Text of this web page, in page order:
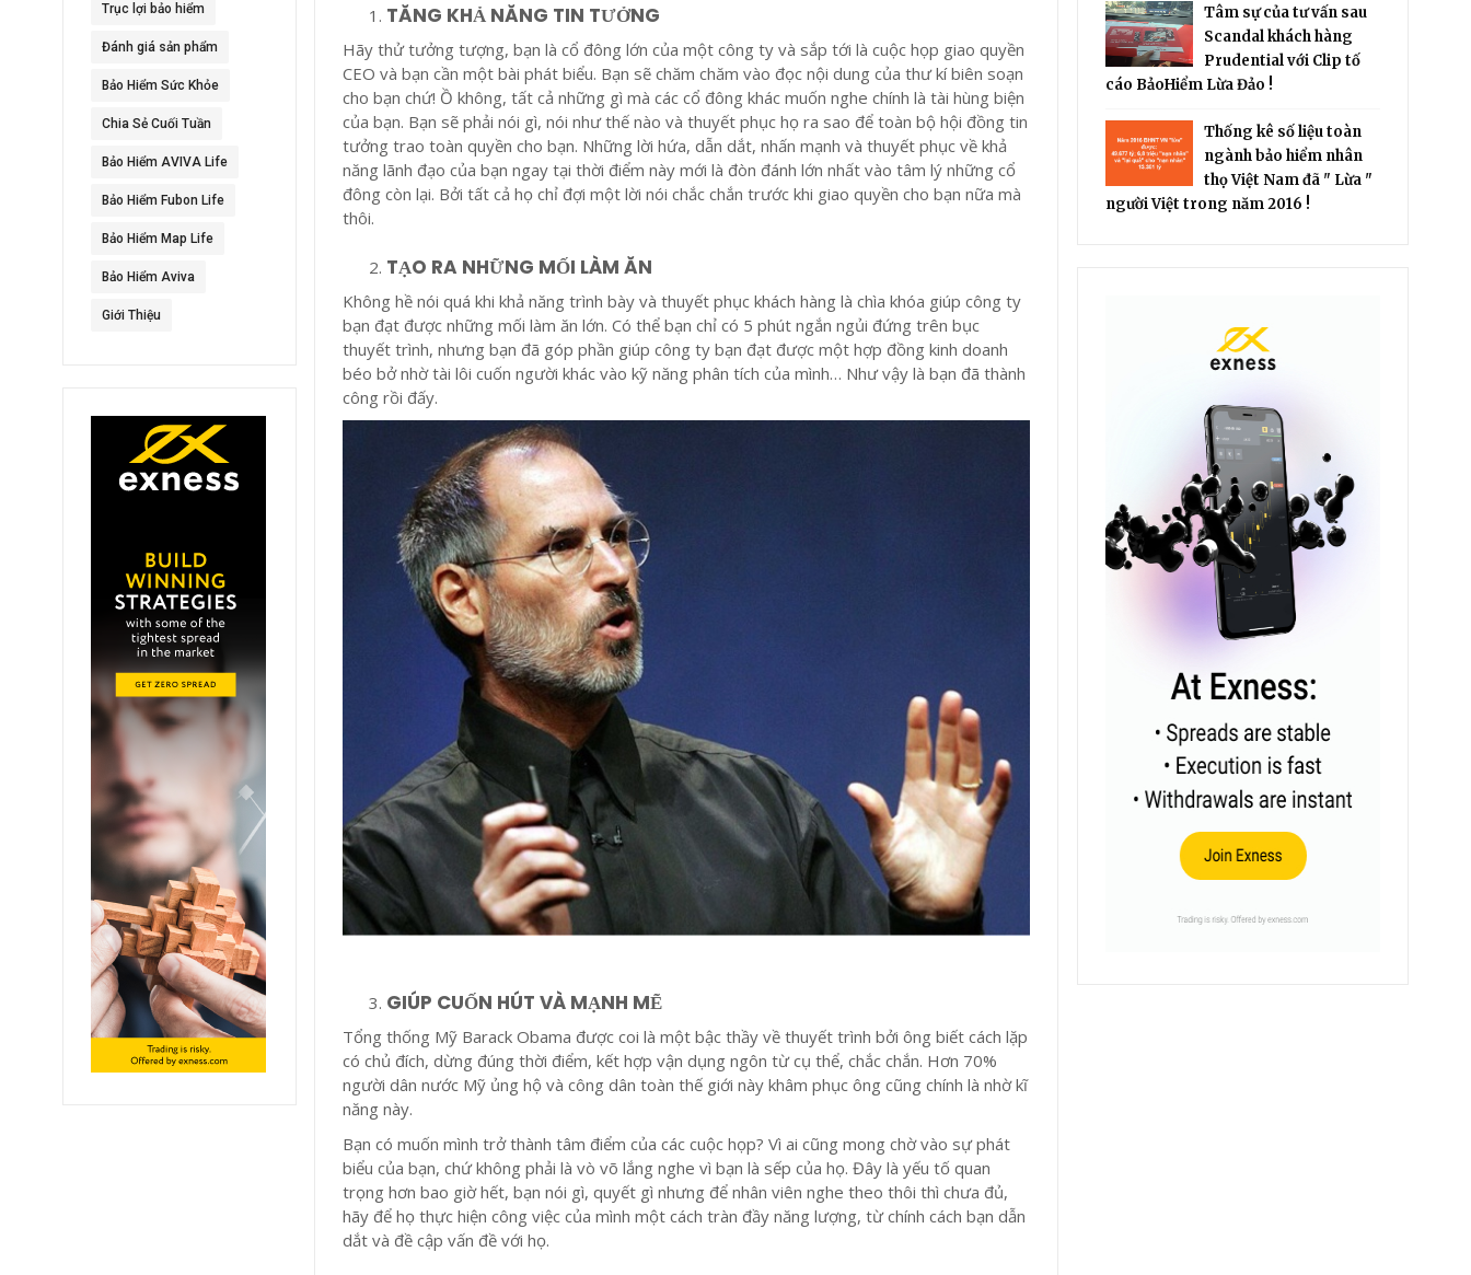
Trục lợi bảo hiểm
Đánh giá sản phẩm
Bảo Hiểm Sức Khỏe
Chia Sẻ Cuối Tuần
Bảo Hiểm AVIVA Life
Bảo Hiểm Fubon Life
Bảo Hiểm Map Life
Bảo Hiểm Aviva
Giới Thiệu
TĂNG KHẢ NĂNG TIN TƯỞNG
Hãy thử tưởng tượng, bạn là cổ đông lớn của một công ty và sắp tới là cuộc họp giao quyền
CEO và bạn cần một bài phát biểu. Bạn sẽ chăm chăm vào đọc nội dung của thư kí biên soạn
cho bạn chứ! Ồ không, tất cả những gì mà các cổ đông khác muốn nghe chính là tài hùng biện
của bạn. Bạn sẽ phải nói gì, nói như thế nào và thuyết phục họ ra sao để toàn bộ hội đồng tin
tưởng trao toàn quyền cho bạn. Những lời hứa, dẫn dắt, nhấn mạnh và thuyết phục về khả
năng lãnh đạo của bạn ngay tại thời điểm này mới là đòn đánh lớn nhất vào tâm lý những cổ
đông còn lại. Bởi tất cả họ chỉ đợi một lời nói chắc chắn trước khi giao quyền cho bạn nữa mà
thôi.
TẠO RA NHỮNG MỐI LÀM ĂN
Không hề nói quá khi khả năng trình bày và thuyết phục khách hàng là chìa khóa giúp công ty
bạn đạt được những mối làm ăn lớn. Có thể bạn chỉ có 5 phút ngắn ngủi đứng trên bục
thuyết trình, nhưng bạn đã góp phần giúp công ty bạn đạt được một hợp đồng kinh doanh
béo bở nhờ tài lôi cuốn người khác vào kỹ năng phân tích của mình… Như vậy là bạn đã thành
công rồi đấy.
GIÚP CUỐN HÚT VÀ MẠNH MẼ
Tổng thống Mỹ Barack Obama được coi là một bậc thầy về thuyết trình bởi ông biết cách lặp
có chủ đích, dừng đúng thời điểm, kết hợp vận dụng ngôn từ cụ thể, chắc chắn. Hơn 70%
người dân nước Mỹ ủng hộ và công dân toàn thế giới này khâm phục ông cũng chính là nhờ kĩ
năng này.
Bạn có muốn mình trở thành tâm điểm của các cuộc họp? Vì ai cũng mong chờ vào sự phát
biểu của bạn, chứ không phải là vò võ lắng nghe vì bạn là sếp của họ. Đây là yếu tố quan
trọng hơn bao giờ hết, bạn nói gì, quyết gì nhưng để nhân viên nghe theo thôi thì chưa đủ,
hãy để họ thực hiện công việc của mình một cách tràn đầy năng lượng, từ chính cách bạn dẫn
dắt và đề cập vấn đề với họ.
Tâm sự của tư vấn sau
Scandal khách hàng
Prudential với Clip tố
cáo BảoHiểm Lừa Đảo !
Thống kê số liệu toàn
ngành bảo hiểm nhân
thọ Việt Nam đã " Lừa "
người Việt trong năm 2016 !